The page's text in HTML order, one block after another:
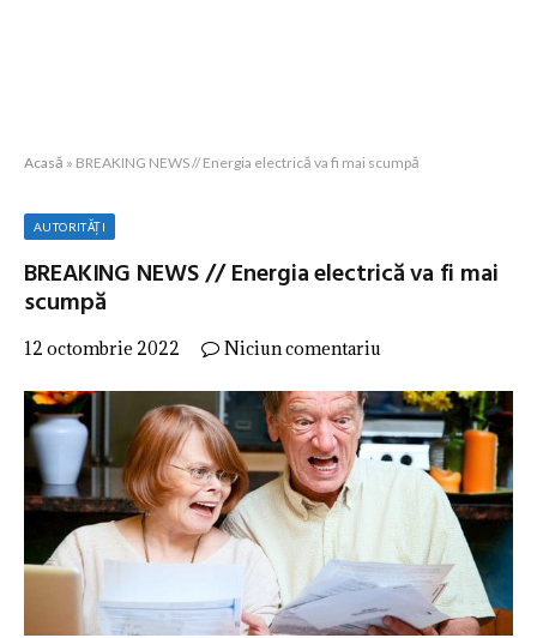
Acasă » BREAKING NEWS // Energia electrică va fi mai scumpă
AUTORITĂȚI
BREAKING NEWS // Energia electrică va fi mai
scumpă
12 octombrie 2022 Niciun comentariu